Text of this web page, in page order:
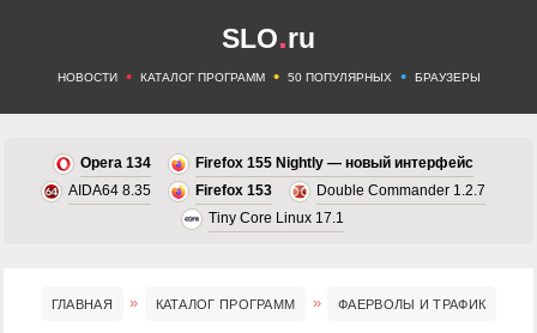
SLO.ru
НОВОСТИ • КАТАЛОГ ПРОГРАММ • 50 ПОПУЛЯРНЫХ • БРАУЗЕРЫ
Opera 134
Firefox 155 Nightly — новый интерфейс
AIDA64 8.35
Firefox 153
Double Commander 1.2.7
Tiny Core Linux 17.1
ГЛАВНАЯ КАТАЛОГ ПРОГРАММ ФАЕРВОЛЫ И ТРАФИК